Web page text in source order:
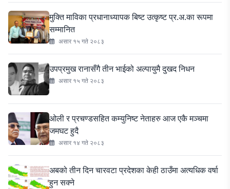
मुक्ति माविका प्रधानाध्यापक बिष्ट उत्कृष्ट प्र.अ.का रूपमा
सम्मानित
असार १५ गते २०८३
उपप्रमुख रानासँगै तीन भाईको अल्पायुमै दुखद निधन
असार १५ गते २०८३
ओली र प्रचण्डसहित कम्युनिष्ट नेताहरु आज एकै मञ्चमा
जमघट हुदै
असार १४ गते २०८३
अबको तीन दिन चारवटा प्रदेशका केही ठाउँमा अत्यधिक वर्षा
हुन सक्ने